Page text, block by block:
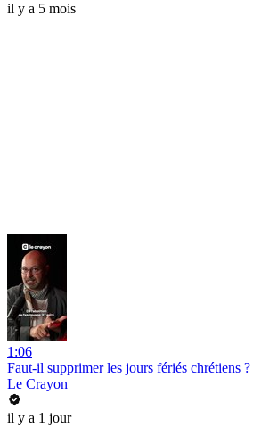
il y a 5 mois
1:06
Faut-il supprimer les jours fériés chrétiens
Le Crayon
il y a 1 jour